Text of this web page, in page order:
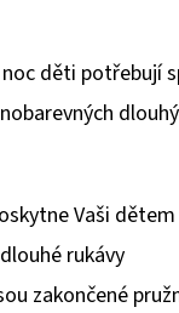
děti potřebují
Vaši
rukávy
zakončené